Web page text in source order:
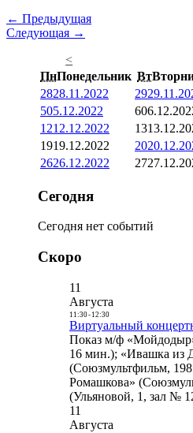
← Предыдущая
Следующая →
<
ПнПонедельник Вт
2828.11.2022 29
505.12.2022 6
1212.12.2022 13
1919.12.2022 20
2626.12.2022 27
Сегодня
Сегодня нет событий
Скоро
11
Августа
11:30- 12:30
Виртуальный
Показ м/ф
16 мин.); «Ивашка из
(Союзмультфильм,
Ромашкова»
(Ульяновой, 1, зал №
11
Августа